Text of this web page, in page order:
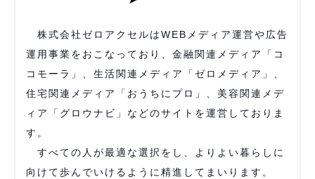
株式会社ゼロアクセルはWEBメディア運営や広告
運用事業をおこなっており、金融関連メディア「コ
コモーラ」、生活関連メディア「ゼロメディア」、
住宅関連メディア「おうちにプロ」、美容関連メデ
ィア「グロウナビ」などのサイトを運営しておりま
す。
すべての人が最適な選択をし、よりよい暮らしに
向けて歩んでいけるように精進してまいります。